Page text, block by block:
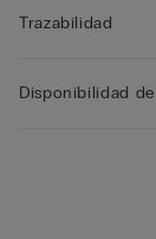
Trazabilidad
Disponibilidad